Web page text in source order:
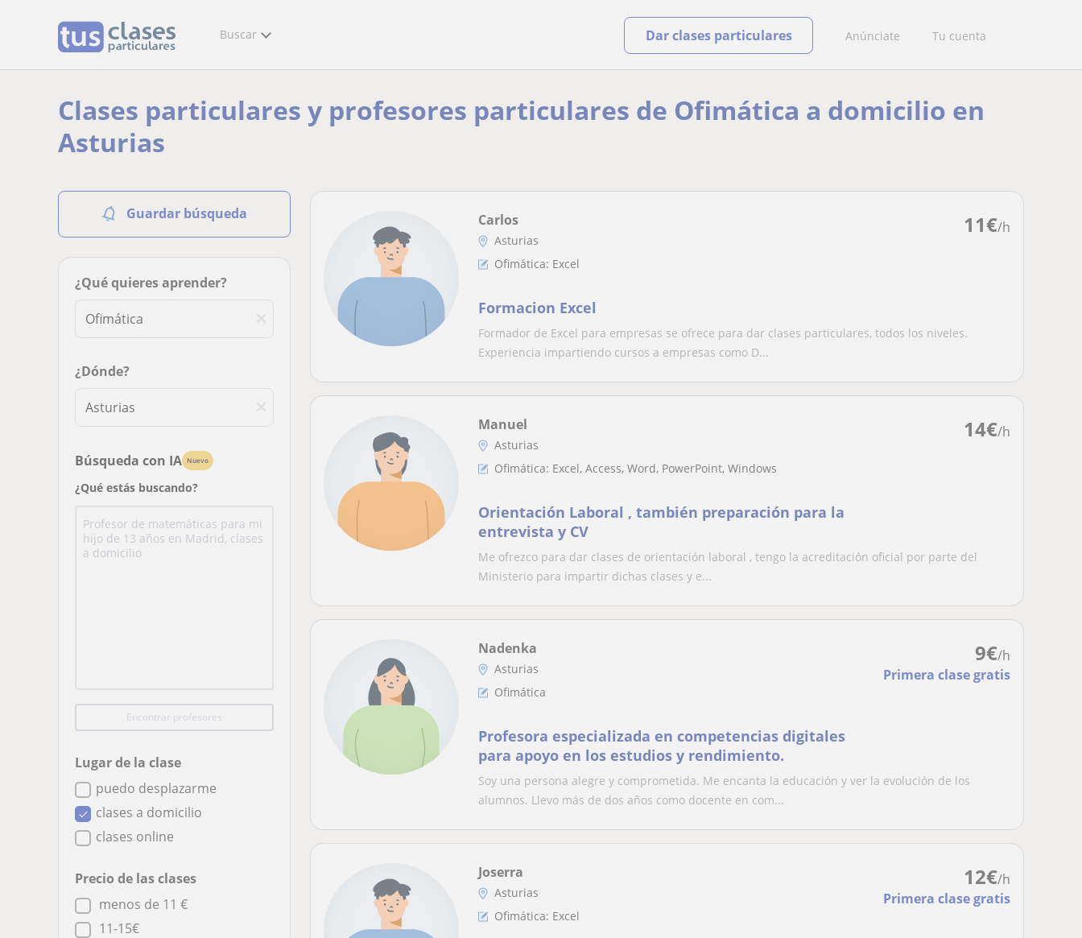
Buscar Anúnciate Tu cuenta
Dar clases particulares
Clases particulares y profesores particulares de Ofimática a domicilio en
Asturias
Guardar búsqueda
¿Qué quieres aprender?
¿Dónde?
Búsqueda con IA Nuevo
¿Qué estás buscando?
Encontrar profesores
Lugar de la clase
puedo desplazarme
clases a domicilio
clases online
Precio de las clases
menos de 11 €
11-15€
11€/h
Carlos
Asturias
Ofimática: Excel
Formacion Excel
Formador de Excel para empresas se ofrece para dar clases particulares, todos los niveles.
Experiencia impartiendo cursos a empresas como D...
14€/h
Manuel
Asturias
Ofimática: Excel, Access, Word, PowerPoint, Windows
Orientación Laboral , también preparación para la
entrevista y CV
Me ofrezco para dar clases de orientación laboral , tengo la acreditación oficial por parte del
Ministerio para impartir dichas clases y e...
9€/h
Primera clase gratis
Nadenka
Asturias
Ofimática
Profesora especializada en competencias digitales
para apoyo en los estudios y rendimiento.
Soy una persona alegre y comprometida. Me encanta la educación y ver la evolución de los
alumnos. Llevo más de dos años como docente en com...
12€/h
Primera clase gratis
Joserra
Asturias
Ofimática: Excel